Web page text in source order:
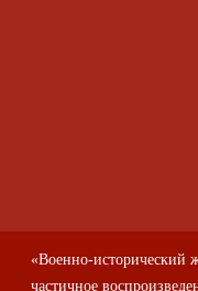
«Военно-исторический
частичное